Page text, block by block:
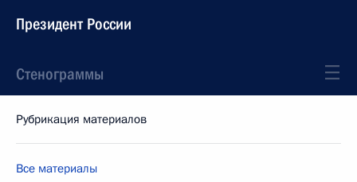
Президент России
Стенограммы
Рубрикация материалов
Все материалы